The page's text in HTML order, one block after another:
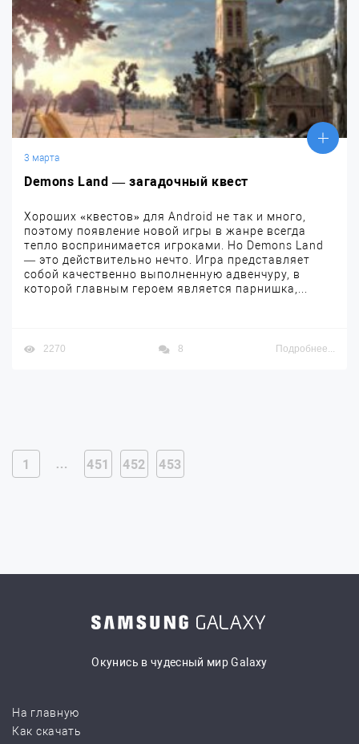
3 марта
Demons Land — загадочный квест
Хороших «квестов» для Android не так и много,
поэтому появление новой игры в жанре всегда
тепло воспринимается игроками. Но Demons Land
— это действительно нечто. Игра представляет
собой качественно выполненную адвенчуру, в
которой главным героем является парнишка,...
2270 8 Подробнее...
1 … 451 452 453
Окунись в чудесный мир Galaxy
На главную
Как скачать